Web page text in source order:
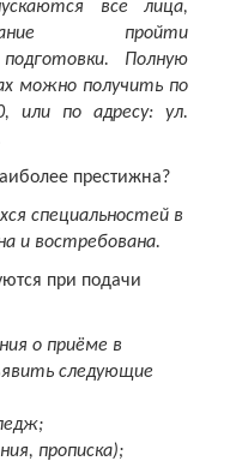
все лица,
пройти
Полную
можно получить по
или по адресу: ул.
престижна?
специальностей в
и востребована.
при подачи
о приёме в
следующие
прописка);